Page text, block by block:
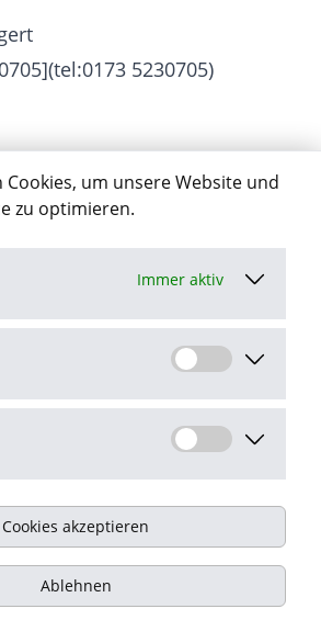
um unsere Website und
zu optimieren.
Immer aktiv
Cookies akzeptieren
Ablehnen
5230705)